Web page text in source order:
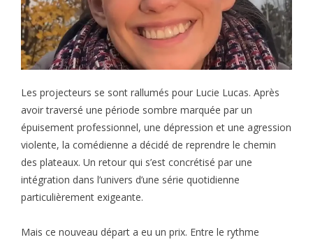
Les projecteurs se sont rallumés pour Lucie Lucas. Après
avoir traversé une période sombre marquée par un
épuisement professionnel, une dépression et une agression
violente, la comédienne a décidé de reprendre le chemin
des plateaux. Un retour qui s’est concrétisé par une
intégration dans l’univers d’une série quotidienne
particulièrement exigeante.
Mais ce nouveau départ a eu un prix. Entre le rythme